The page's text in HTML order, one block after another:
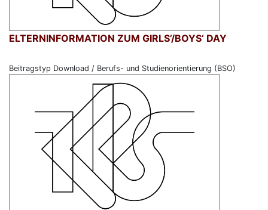
ELTERNINFORMATION ZUM GIRLS’/BOYS‘ DAY
Beitragstyp Download / Berufs- und Studienorientierung (BSO)